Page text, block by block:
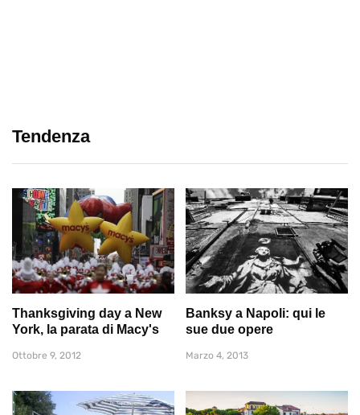
Tendenza
Thanksgiving day a New
York, la parata di Macy's
Ottobre 9, 2012
Banksy a Napoli: qui le
sue due opere
Marzo 4, 2013